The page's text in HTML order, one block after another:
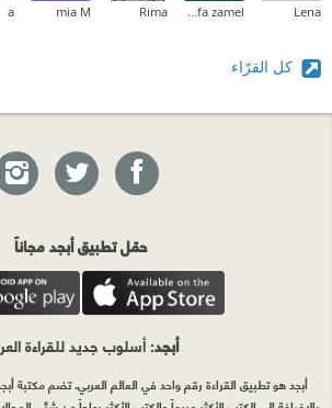
Lena
Rima
mia M
a
كل القرّاء
حمّل تطبيق أبجد مجاناً
أبجد: أسلوب جديد للقراءة
أبجد هو تطبيق القراءة رقم واحد في العالم العربي. تضم مكتبة